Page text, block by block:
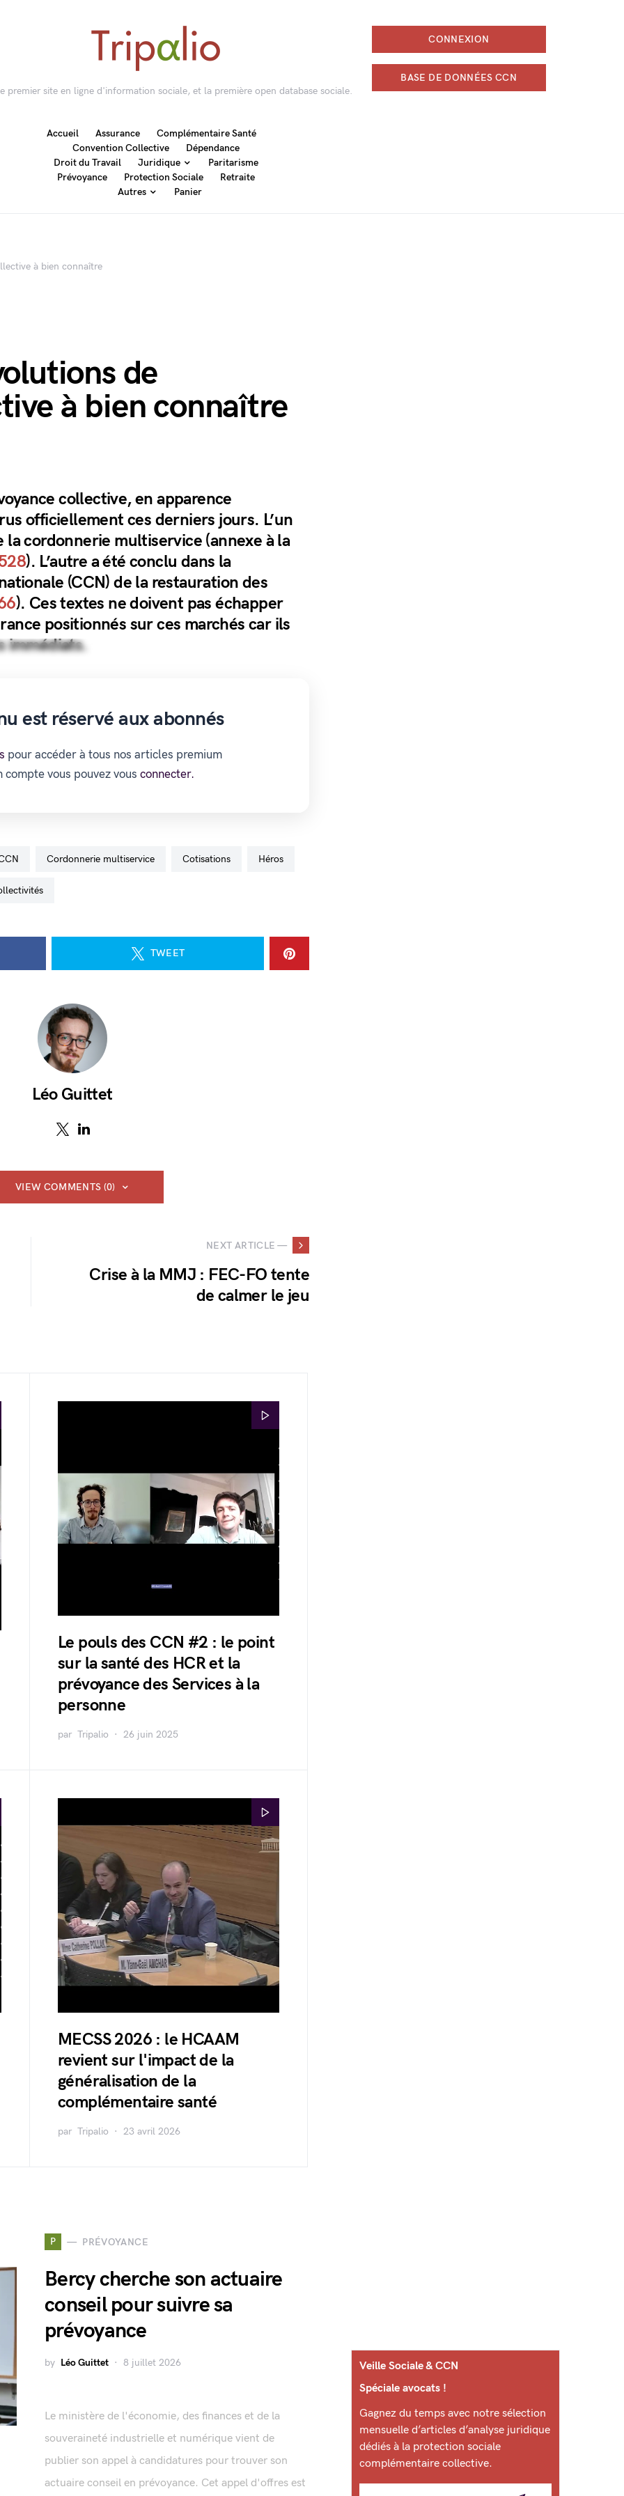
premier site en ligne d'information sociale, et la première open database sociale.
CONNEXION
BASE DE DONNÉES CCN
Accueil Assurance
Complémentaire Santé
Convention Collective
Dépendance
Droit du Travail
Juridique
Paritarisme
Prévoyance
Protection Sociale
Retraite
Autres
Panier
à bien connaître
de
à bien connaître
collective, en apparence
officiellement ces derniers jours. L’un
cordonnerie multiservice (annexe à la
). L’autre a été conclu dans la
(CCN) de la restauration des
). Ces textes ne doivent pas échapper
positionnés sur ces marchés car ils
immédiats.
est réservé aux abonnés
pour accéder à tous nos articles premium
compte vous pouvez vous connecter.
CCN cordonnerie multiservice cotisations Héros
TWEET
Léo Guittet
VIEW COMMENTS (0)
NEXT ARTICLE —
Crise à la MMJ : FEC-FO tente
de calmer le jeu
Le pouls des CCN #2 : le point
sur la santé des HCR et la
prévoyance des Services à la
personne
par Tripalio 26 juin 2025
MECSS 2026 : le HCAAM
revient sur l'impact de la
généralisation de la
complémentaire santé
par Tripalio 23 avril 2026
P PRÉVOYANCE
Bercy cherche son actuaire
conseil pour suivre sa
prévoyance
by Léo Guittet 8 juillet 2026
Le ministère de l'économie, des finances et de la
souveraineté industrielle et numérique vient de
publier son appel à candidatures pour trouver son
actuaire conseil en prévoyance. Cet appel d'offres est
Veille Sociale & CCN
Spéciale avocats !
Gagnez du temps avec notre sélection
mensuelle d’articles d’analyse juridique
dédiés à la protection sociale
complémentaire collective.